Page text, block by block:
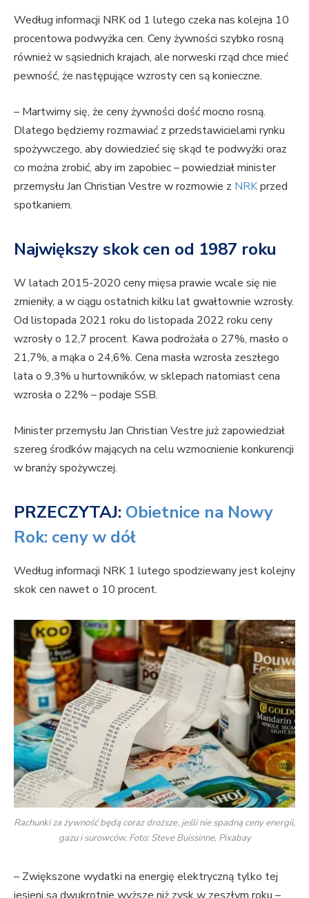
Według informacji NRK od 1 lutego czeka nas kolejna 10
procentowa podwyżka cen. Ceny żywności szybko rosną
również w sąsiednich krajach, ale norweski rząd chce mieć
pewność, że następujące wzrosty cen są konieczne.
– Martwimy się, że ceny żywności dość mocno rosną.
Dlatego będziemy rozmawiać z przedstawicielami rynku
spożywczego, aby dowiedzieć się skąd te podwyżki oraz
co można zrobić, aby im zapobiec – powiedział minister
przemysłu Jan Christian Vestre w rozmowie z NRKprzed
spotkaniem.
Największy skok cen od 1987 roku
W latach 2015-2020 ceny mięsa prawie wcale się nie
zmieniły, a w ciągu ostatnich kilku lat gwałtownie wzrosły.
Od listopada 2021 roku do listopada 2022 roku ceny
wzrosły o 12,7 procent. Kawa podrożała o 27%, masło o
21,7%, a mąka o 24,6%. Cena masła wzrosła zeszłego
lata o 9,3% u hurtowników, w sklepach natomiast cena
wzrosła o 22% – podaje SSB.
Minister przemysłu Jan Christian Vestre już zapowiedział
szereg środków mających na celu wzmocnienie konkurencji
w branży spożywczej.
PRZECZYTAJ: Obietnice na Nowy
Rok: ceny w dół
Według informacji NRK 1 lutego spodziewany jest kolejny
skok cen nawet o 10 procent.
Rachunki za żywność będą coraz droższe, jeśli nie spadną ceny energii,
gazu i surowców. Foto: Steve Buissinne, Pixabay
– Zwiększone wydatki na energię elektryczną tylko tej